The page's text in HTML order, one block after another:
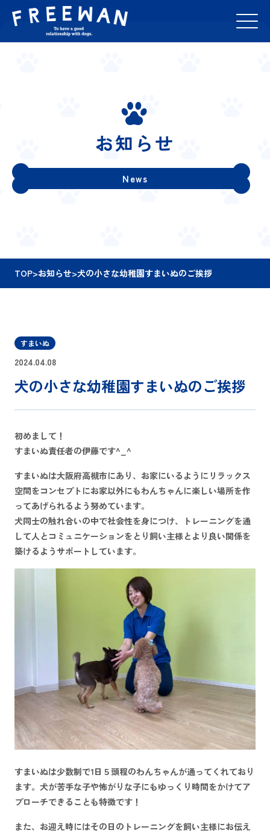
お知らせ
News
TOP>お知らせ>犬の小さな幼稚園すまいぬのご挨拶
すまいぬ
2024.04.08
犬の小さな幼稚園すまいぬのご挨拶
初めまして！
すまいぬ責任者の伊藤です^_^
すまいぬは大阪府高槻市にあり、お家にいるようにリラックス
空間をコンセプトにお家以外にもわんちゃんに楽しい場所を作
ってあげられるよう努めています。
犬同士の触れ合いの中で社会性を身につけ、トレーニングを通
して人とコミュニケーションをとり飼い主様とより良い関係を
築けるようサポートしています。
すまいぬは少数制で1日５頭程のわんちゃんが通ってくれており
ます。犬が苦手な子や怖がりな子にもゆっくり時間をかけてア
プローチできることも特徴です！
また、お迎え時にはその日のトレーニングを飼い主様にお伝え